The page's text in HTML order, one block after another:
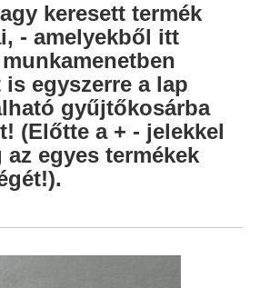
keresett termék
- amelyekből itt
egyszerre a lap
gyűjtőkosárba
(Előtte a + - jelekkel
az egyes termékek